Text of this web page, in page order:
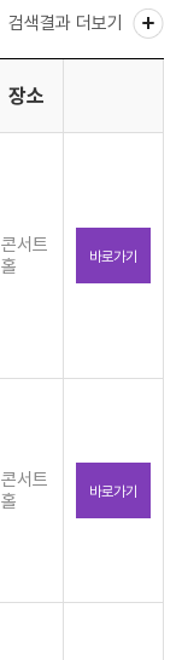
검색결과 더보기
장소
콘서트
홀
바로가기
콘서트
홀
바로가기